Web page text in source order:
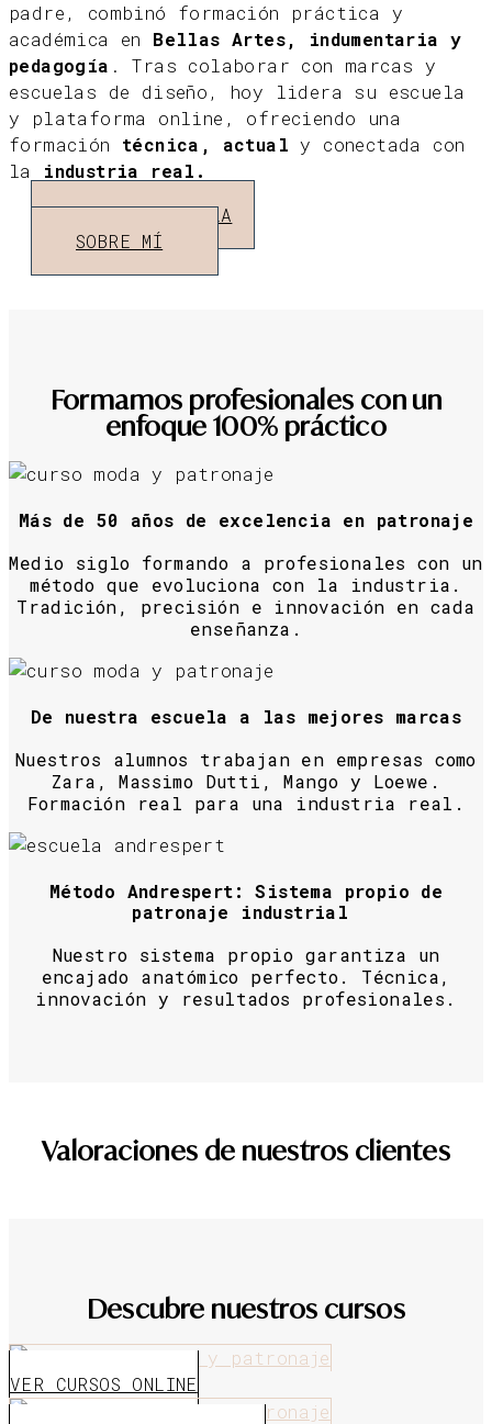
padre, combinó formación práctica y
académica en Bellas Artes, indumentaria y
pedagogía . Tras colaborar con marcas y
escuelas de diseño, hoy lidera su escuela
y plataforma online, ofreciendo una
formación técnica, actual y conectada con
la industria real.
SOBRE LA ESCUELA
SOBRE MÍ
Formamos profesionales con un
enfoque 100% práctico
Más de 50 años de excelencia en patronaje
Medio siglo formando a profesionales con un
método que evoluciona con la industria.
Tradición, precisión e innovación en cada
enseñanza.
De nuestra escuela a las mejores marcas
Nuestros alumnos trabajan en empresas como
Zara, Massimo Dutti, Mango y Loewe.
Formación real para una industria real.
Método Andrespert: Sistema propio de
patronaje industrial
Nuestro sistema propio garantiza un
encajado anatómico perfecto. Técnica,
innovación y resultados profesionales.
Valoraciones de nuestros clientes
Descubre nuestros cursos
VER CURSOS ONLINE